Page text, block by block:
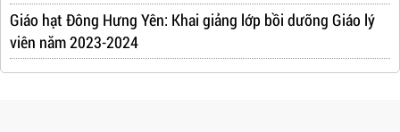
Giáo hạt Đông Hưng Yên: Khai giảng lớp bồi dưỡng Giáo lý
viên năm 2023-2024